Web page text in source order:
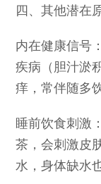
四、其他潜在
内在健康信号
疾病（胆汁淤
痒，常伴随多
睡前饮食刺激
茶，会刺激皮
水，身体缺水